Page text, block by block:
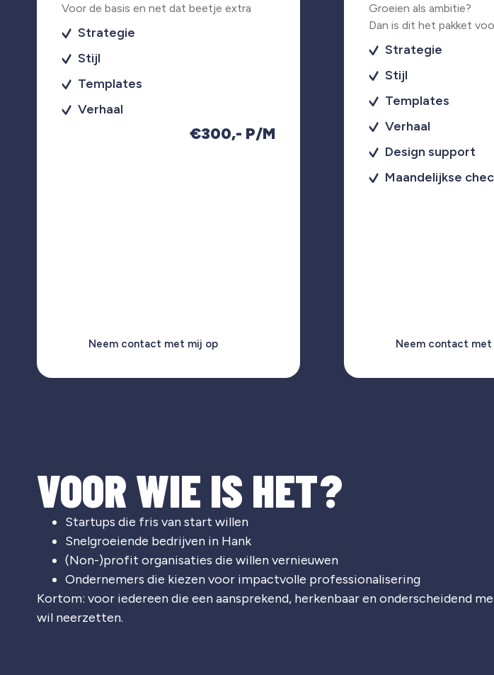
Voor de basis en net dat beetje extra
Strategie
Stijl
Templates
Verhaal
€300,- P/M
Neem contact met mij op
Groeien als ambitie?
Dan is dit het pakket
Strategie
Stijl
Templates
Verhaal
Design support
Maandelijkse
Neem contact met
VOOR WIE IS HET?
Startups die fris van start willen
Snelgroeiende bedrijven in Hank
(Non-)profit organisaties die willen vernieuwen
Ondernemers die kiezen voor impactvolle professionalisering
Kortom: voor iedereen die een aansprekend, herkenbaar en onderscheidend
wil neerzetten.